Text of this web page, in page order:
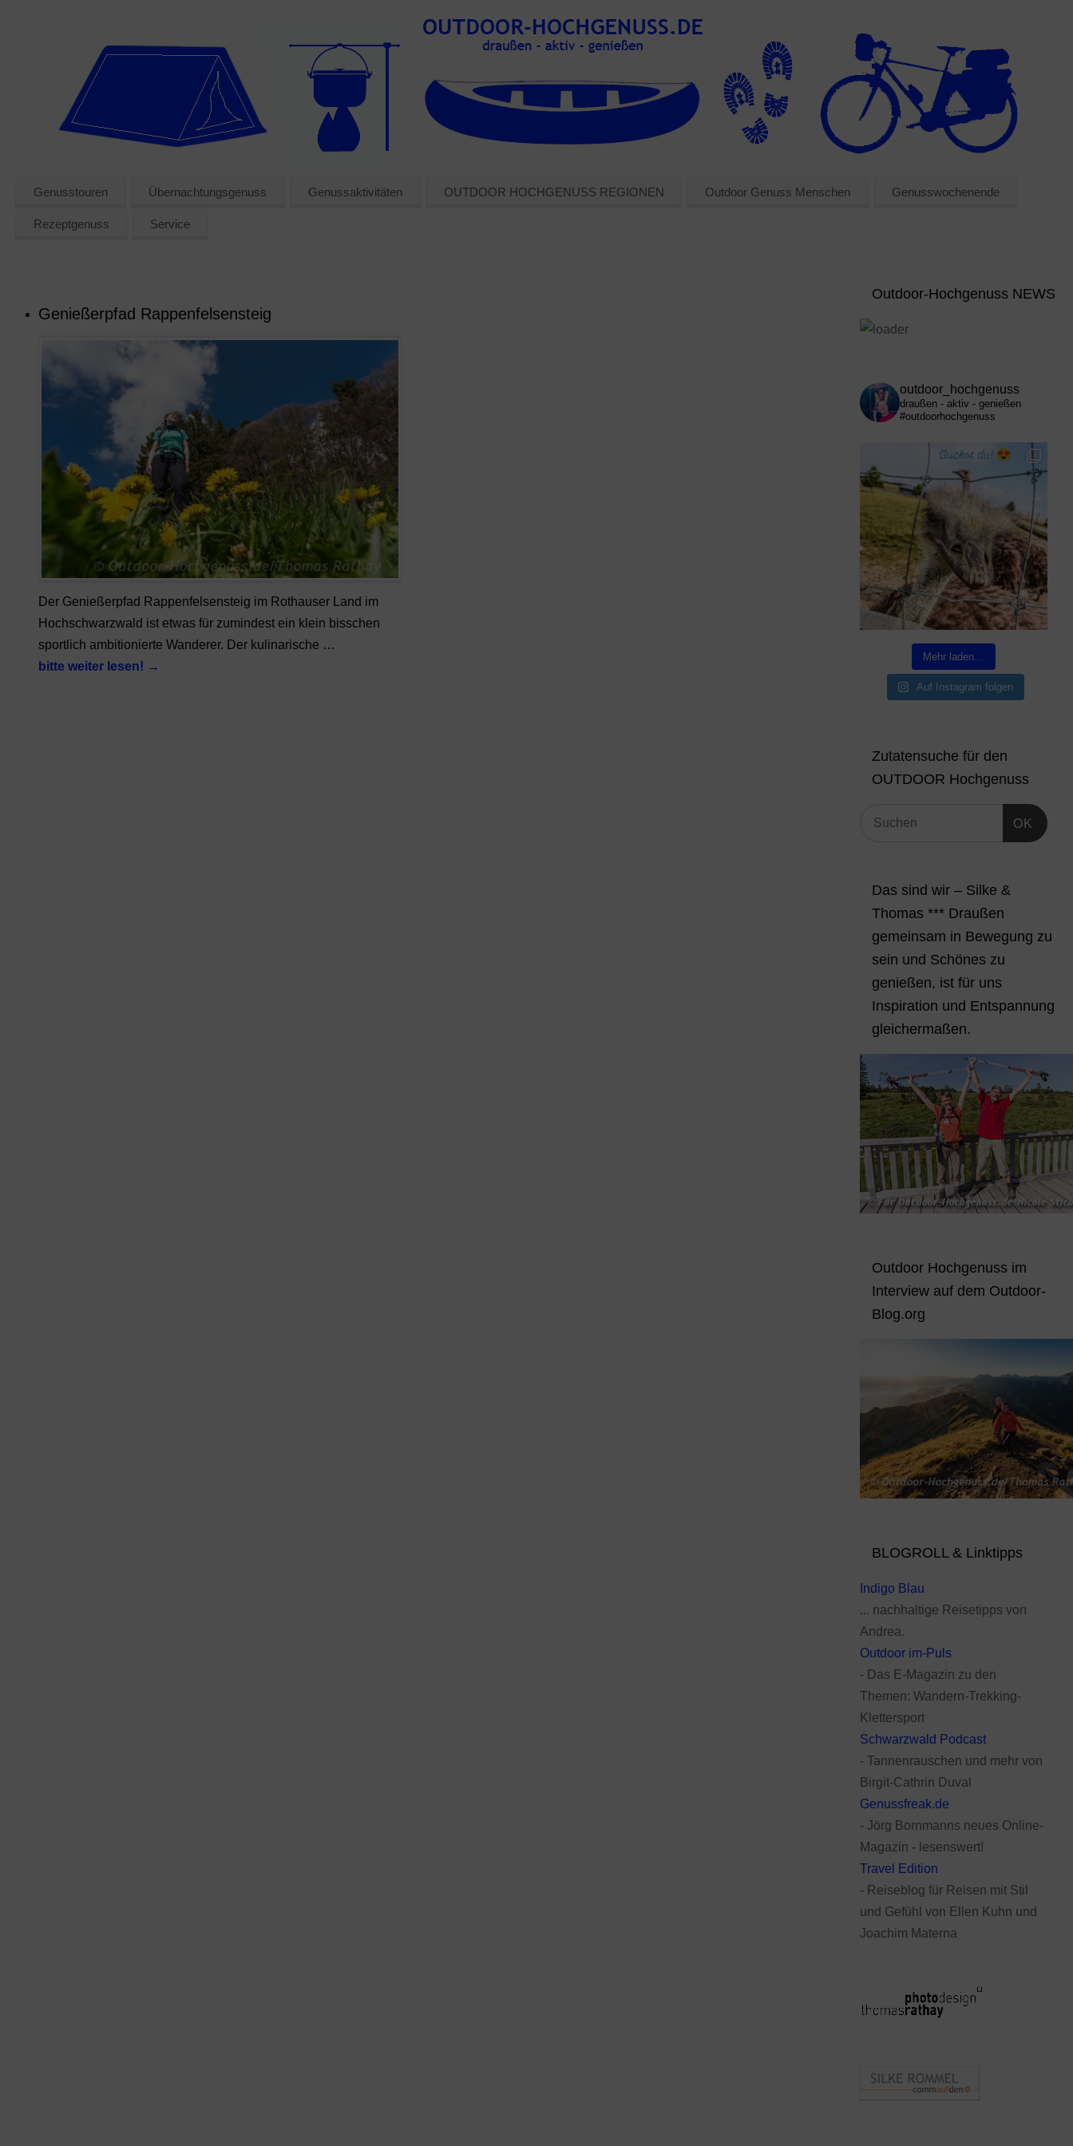
Genusstouren Übernachtungsgenuss Genussaktivitäten OUTDOOR HOCHGENUSS REGIONEN Outdoor Genuss Menschen Genusswochenende
Rezeptgenuss Service
Genießerpfad Rappenfelsensteig
Der Genießerpfad Rappenfelsensteig im Rothauser Land im
Hochschwarzwald ist etwas für zumindest ein klein bisschen
sportlich ambitionierte Wanderer. Der kulinarische …
bitte weiter lesen! →
Outdoor-Hochgenuss NEWS
outdoor_hochgenuss
draußen - aktiv - genießen
#outdoorhochgenuss
Mehr laden…
Auf Instagram folgen
Zutatensuche für den
OUTDOOR Hochgenuss
OK
Das sind wir – Silke &
Thomas *** Draußen
gemeinsam in Bewegung zu
sein und Schönes zu
genießen, ist für uns
Inspiration und Entspannung
gleichermaßen.
Outdoor Hochgenuss im
Interview auf dem Outdoor-
Blog.org
BLOGROLL & Linktipps
Indigo Blau
... nachhaltige Reisetipps von
Andrea.
Outdoor im-Puls
- Das E-Magazin zu den
Themen: Wandern-Trekking-
Klettersport
Schwarzwald Podcast
- Tannenrauschen und mehr von
Birgit-Cathrin Duval
Genussfreak.de
- Jörg Bornmanns neues Online-
Magazin - lesenswert!
Travel Edition
- Reiseblog für Reisen mit Stil
und Gefühl von Ellen Kuhn und
Joachim Materna